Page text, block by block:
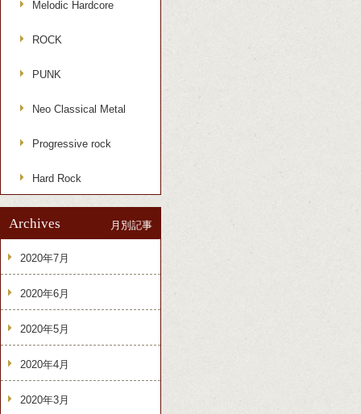
Melodic Hardcore
ROCK
PUNK
Neo Classical Metal
Progressive rock
Hard Rock
Archives 月別記事
2020年7月
2020年6月
2020年5月
2020年4月
2020年3月